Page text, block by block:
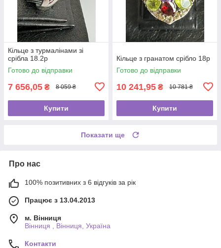
Кільце з турмалінами зі
срібла 18.2p
Готово до відправки
7 656,05 ₴ 8 059 ₴
Купити
Кільце з гранатом срібло 18р
Готово до відправки
10 241,95 ₴ 10 781 ₴
Купити
Показати ще
Про нас
100% позитивних з 6 відгуків за рік
Працює з 13.04.2013
м. Вінниця
Вінниця , Вінниця, Україна
Контакти